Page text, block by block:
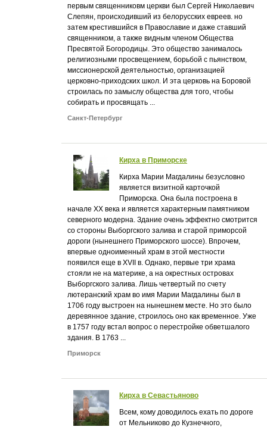
первым священниковм церкви был Сергей Николаевич
Слепян, происходивший из белорусских евреев. но
затем крестившийся в Православие и даже ставший
священником, а также видным членом Общества
Пресвятой Богородицы. Это общество занималось
религиозными просвещением, борьбой с пьянством,
миссионерской деятельностью, организацией
церковно-приходских школ. И эта церковь на Боровой
строилась по замыслу общества для того, чтобы
собирать и просвящать ...
Санкт-Петербург
Кирха в Приморске
Кирха Марии Магдалины безусловно
является визитной карточкой
Приморска. Она была построена в
начале XX века и является характерным памятником
северного модерна. Здание очень эффектно смотрится
со стороны Выборгского залива и старой приморсой
дороги (нынешнего Приморского шоссе). Впрочем,
впервые одноименный храм в этой местности
появился еще в XVII в. Однако, первые три храма
стояли не на материке, а на окрестных островах
Выборгского залива. Лишь четвертый по счету
лютеранский храм во имя Марии Магдалины был в
1706 году выстроен на нынешнем месте. Но это было
деревянное здание, строилось оно как временное. Уже
в 1757 году встал вопрос о перестройке обветшалого
здания. В 1763 ...
Приморск
Кирха в Севастьяново
Всем, кому доводилось ехать по дороге
от Мельниково до Кузнечного,